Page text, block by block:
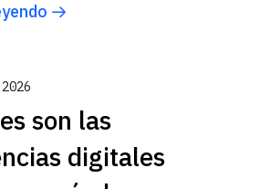
son las
digitales